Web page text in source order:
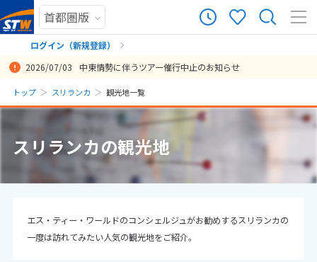
ログイン（新規登録）
まだ履歴がありません
まだ登録がありません
2026/07/03 中東情勢に伴うツアー催行中止のお知らせ
トップ スリランカ 観光地一覧
スリランカの観光地
エス・ティー・ワールドのコンシェルジュがお勧めするスリランカの
一度は訪れてみたい人気の観光地をご紹介。
× カレンダーを閉じる
日 月 火 水 木 金 土
2026年8 月 8月未定
9
10 11 12 13 14
15
16
17 18 19 20